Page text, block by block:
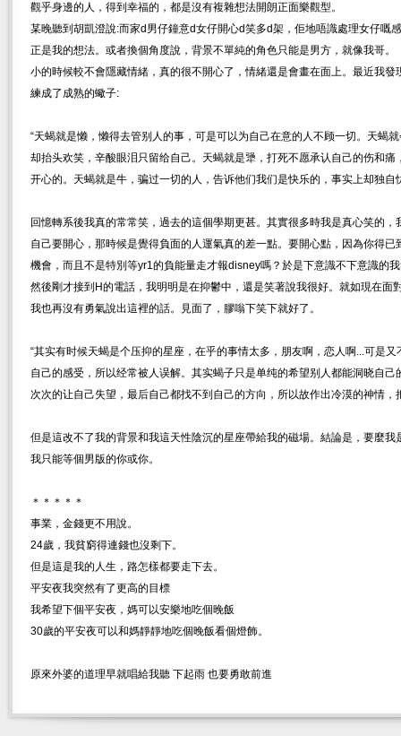
觀乎身邊的人，得到幸福的，都是沒有複雜想法開朗正面樂觀型。
某晚聽到胡凱澄說:而家d男仔鐘意d女仔開心d笑多d架，佢地唔識處理女仔嘅
正是我的想法。或者換個角度說，背景不單純的角色只能是男方，就像我哥。
小的時候較不會隱藏情緒，真的很不開心了，情緒還是會畫在面上。最近我發
練成了成熟的蠍子:
“天蝎就是懒，懒得去管别人的事，可是可以为自己在意的人不顾一切。天蝎
却抬头欢笑，辛酸眼泪只留给自己。天蝎就是犟，打死不愿承认自己的伤和痛
开心的。天蝎就是牛，骗过一切的人，告诉他们我们是快乐的，事实上却独自
回憶轉系後我真的常常笑，過去的這個學期更甚。其實很多時我是真心笑的，
自己要開心，那時候是覺得負面的人運氣真的差一點。要開心點，因為你得已
機會，而且不是特別等yr1的負能量走才報disney嗎？於是下意識不下意識的
然後剛才接到H的電話，我明明是在抑鬱中，還是笑著說我很好。就如現在面
我也再沒有勇氣說出這裡的話。見面了，膠嗡下笑下就好了。
“其实有时候天蝎是个压抑的星座，在乎的事情太多，朋友啊，恋人啊...可是又
自己的感受，所以经常被人误解。其实蝎子只是单纯的希望别人都能洞晓自己
次次的让自己失望，最后自己都找不到自己的方向，所以故作出冷漠的神情，
但是這改不了我的背景和我這天性陰沉的星座帶給我的磁場。結論是，要麼我
我只能等個男版的你或你。
＊＊＊＊＊
事業，金錢更不用說。
24歲，我貧窮得連錢也沒剩下。
但是這是我的人生，路怎樣都要走下去。
平安夜我突然有了更高的目標
我希望下個平安夜，媽可以安樂地吃個晚飯
30歲的平安夜可以和媽靜靜地吃個晚飯看個燈飾。
原來外婆的道理早就唱給我聽 下起雨 也要勇敢前進